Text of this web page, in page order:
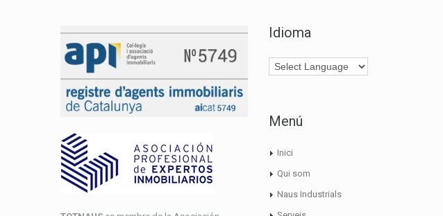
Idioma
Menú
Inici
Qui som
Naus Industrials